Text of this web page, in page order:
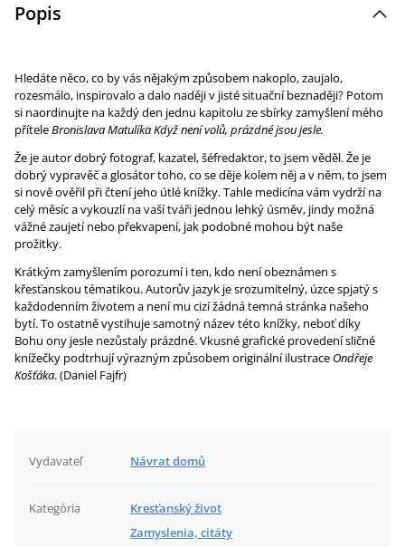
Popis
Hledáte něco, co by vás nějakým způsobem nakoplo, zaujalo,
rozesmálo, inspirovalo a dalo naději v jisté situační beznaději? Potom
si naordinujte na každý den jednu kapitolu ze sbírky zamyšlení mého
příteleBronislava Matulíka Když není volů, prázdné jsou jesle.
Že je autor dobrý fotograf, kazatel, šéfredaktor, to jsem věděl. Že je
dobrý vypravěč a glosátor toho, co se děje kolem něj a v něm, to jsem
si nově ověřil při čtení jeho útlé knížky. Tahle medicína vám vydrží na
celý měsíc a vykouzlí na vaší tváři jednou lehký úsměv, jindy možná
vážné zaujetí nebo překvapení, jak podobné mohou být naše
prožitky.
Krátkým zamyšlením porozumí i ten, kdo není obeznámen s
křesťanskou tématikou. Autorův jazyk je srozumitelný, úzce spjatý s
každodenním životem a není mu cizí žádná temná stránka našeho
bytí. To ostatně vystihuje samotný název této knížky, neboť díky
Bohu ony jesle nezůstaly prázdné. Vkusné grafické provedení sličné
knížečky podtrhují výrazným způsobem originální ilustrace Ondřeje
Košťáka. (Daniel Fajfr)
Vydavateľ Návrat domů
Kategória
Kresťanský život
Zamyslenia, citáty